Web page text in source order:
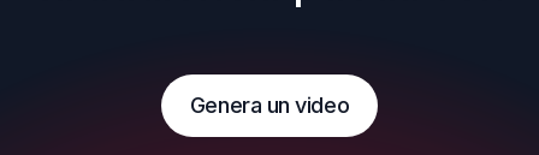
Genera un video